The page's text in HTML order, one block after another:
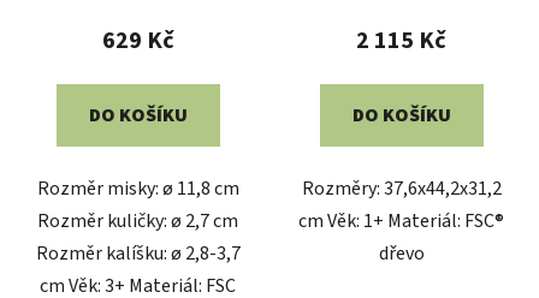
629 Kč
DO KOŠÍKU
Rozměr misky: ø 11,8 cm
Rozměr kuličky: ø 2,7 cm
Rozměr kalíšku: ø 2,8-3,7
cm Věk: 3+ Materiál: FSC
2 115 Kč
DO KOŠÍKU
Rozměry: 37,6x44,2x31,2
cm Věk: 1+ Materiál: FSC®
dřevo